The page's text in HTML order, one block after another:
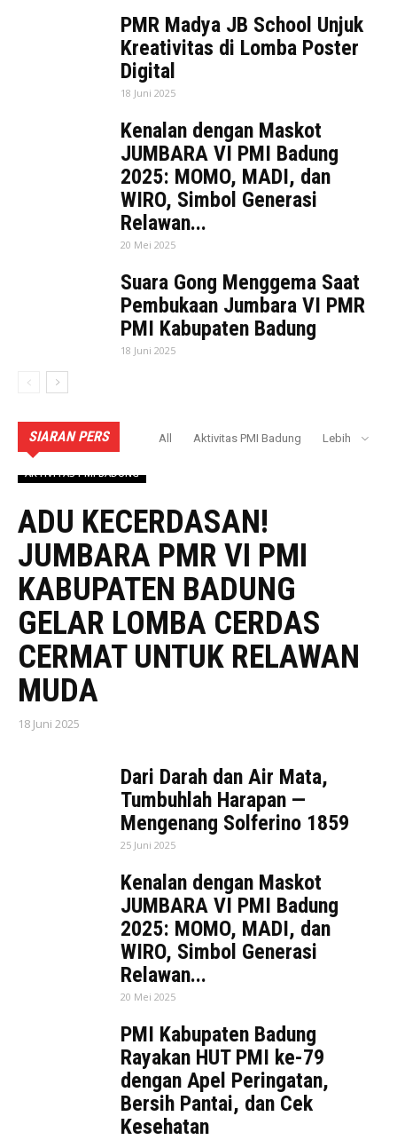
PMR Madya JB School Unjuk
Kreativitas di Lomba Poster
Digital
18 Juni 2025
Kenalan dengan Maskot
JUMBARA VI PMI Badung
2025: MOMO, MADI, dan
WIRO, Simbol Generasi
Relawan...
20 Mei 2025
Suara Gong Menggema Saat
Pembukaan Jumbara VI PMR
PMI Kabupaten Badung
18 Juni 2025
SIARAN PERS All Aktivitas PMI Badung Lebih
AKTIVITAS PMI BADUNG
ADU KECERDASAN!
JUMBARA PMR VI PMI
KABUPATEN BADUNG
GELAR LOMBA CERDAS
CERMAT UNTUK RELAWAN
MUDA
18 Juni 2025
Dari Darah dan Air Mata,
Tumbuhlah Harapan —
Mengenang Solferino 1859
25 Juni 2025
Kenalan dengan Maskot
JUMBARA VI PMI Badung
2025: MOMO, MADI, dan
WIRO, Simbol Generasi
Relawan...
20 Mei 2025
PMI Kabupaten Badung
Rayakan HUT PMI ke-79
dengan Apel Peringatan,
Bersih Pantai, dan Cek
Kesehatan